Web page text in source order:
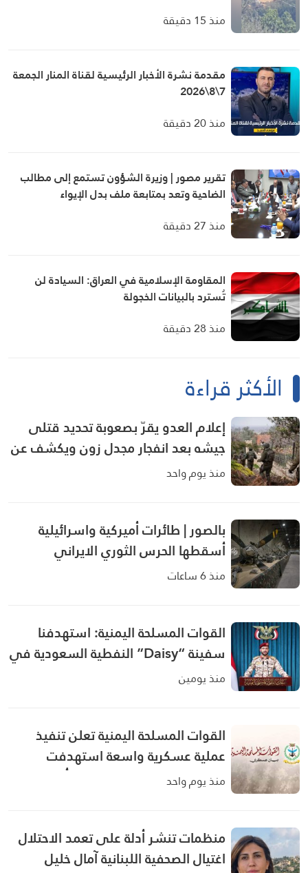
منذ 15 دقيقة
مقدمة نشرة الأخبار الرئيسية لقناة المنار الجمعة
7\8\2026
منذ 20 دقيقة
تقرير مصور | وزيرة الشؤون تستمع إلى مطالب
الضاحية وتعد بمتابعة ملف بدل الإيواء
منذ 27 دقيقة
المقاومة الإسلامية في العراق: السيادة لن
تُسترد بالبيانات الخجولة
منذ 28 دقيقة
الأكثر قراءة
إعلام العدو يقرّ بصعوبة تحديد قتلى
جيشه بعد انفجار مجدل زون ويكشف عن
تحقيقات بالحادثة
منذ يوم واحد
بالصور | طائرات أميركية واسرائيلية
أسقطها الحرس الثوري الايراني
منذ 6 ساعات
القوات المسلحة اليمنية: استهدفنا
سفينة “Daisy” النفطية السعودية في
خليج عدن بصاروخ باليستي وتم إصابة
منذ يومين
القوات المسلحة اليمنية تعلن تنفيذ
عملية عسكرية واسعة استهدفت
تحشيدات سعودية وتحذر من أي تصعيد
منذ يوم واحد
منظمات تنشر أدلة على تعمد الاحتلال
اغتيال الصحفية اللبنانية آمال خليل